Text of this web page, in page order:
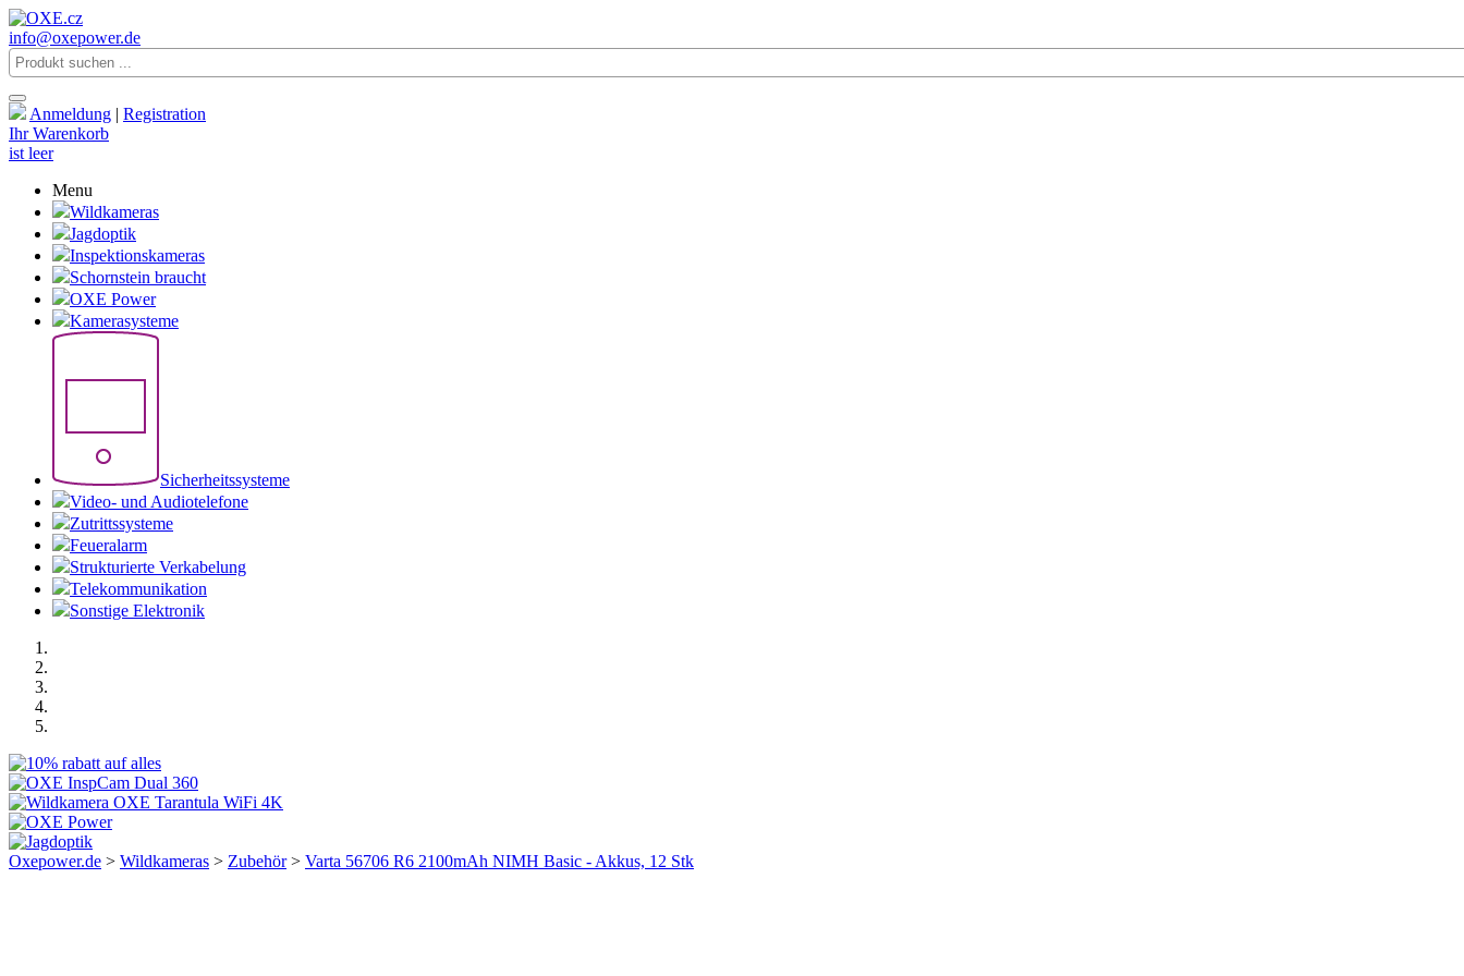
info@oxepower.de
Anmeldung | Registration
Ihr Warenkorb
ist leer
Menu
Wildkameras
Jagdoptik
Inspektionskameras
Schornstein braucht
OXE Power
Kamerasysteme
Sicherheitssysteme
Video- und Audiotelefone
Zutrittssysteme
Feueralarm
Strukturierte Verkabelung
Telekommunikation
Sonstige Elektronik
Oxepower.de > Wildkameras > Zubehör> Varta 56706 R6 2100mAh NIMH Basic - Akkus, 12 Stk